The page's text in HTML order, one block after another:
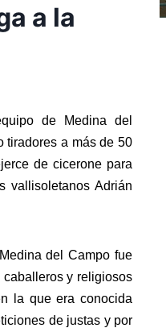
a la
de Medina del
tiradores a más de 50
de cicerone para
vallisoletanos Adrián
del Campo fue
caballeros y religiosos
la que era conocida
de justas y por